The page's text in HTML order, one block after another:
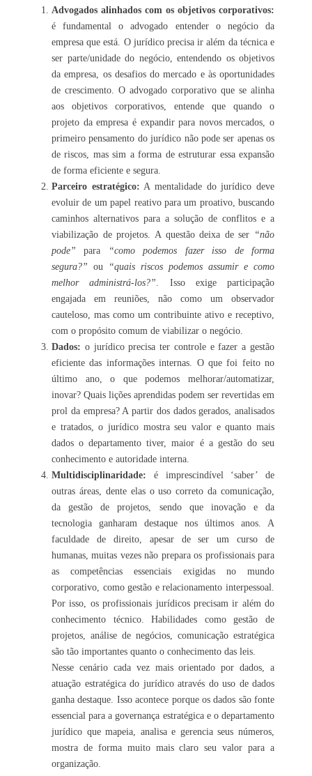
Advogados alinhados com os objetivos corporativos:
é fundamental o advogado entender o negócio da
empresa que está. O jurídico precisa ir além da técnica e
ser parte/unidade do negócio, entendendo os objetivos
da empresa, os desafios do mercado e às oportunidades
de crescimento. O advogado corporativo que se alinha
aos objetivos corporativos, entende que quando o
projeto da empresa é expandir para novos mercados, o
primeiro pensamento do jurídico não pode ser apenas os
de riscos, mas sim a forma de estruturar essa expansão
de forma eficiente e segura.
Parceiro estratégico: A mentalidade do jurídico deve
evoluir de um papel reativo para um proativo, buscando
caminhos alternativos para a solução de conflitos e a
viabilização de projetos. A questão deixa de ser “não
pode” para
“como podemos fazer isso de forma
segura?” ou
“quais riscos podemos assumir e como
melhor administrá-los?”. Isso exige participação
engajada em reuniões, não como um observador
cauteloso, mas como um contribuinte ativo e receptivo,
com o propósito comum de viabilizar o negócio.
Dados: o jurídico precisa ter controle e fazer a gestão
eficiente das informações internas. O que foi feito no
último ano, o que podemos melhorar/automatizar,
inovar? Quais lições aprendidas podem ser revertidas em
prol da empresa? A partir dos dados gerados, analisados
e tratados, o jurídico mostra seu valor e quanto mais
dados o departamento tiver, maior é a gestão do seu
conhecimento e autoridade interna.
Multidisciplinaridade: é imprescindível ‘saber’ de
outras áreas, dente elas o uso correto da comunicação,
da gestão de projetos, sendo que inovação e da
tecnologia ganharam destaque nos últimos anos. A
faculdade de direito, apesar de ser um curso de
humanas, muitas vezes não prepara os profissionais para
as competências essenciais exigidas no mundo
corporativo, como gestão e relacionamento interpessoal.
Por isso, os profissionais jurídicos precisam ir além do
conhecimento técnico. Habilidades como gestão de
projetos, análise de negócios, comunicação estratégica
são tão importantes quanto o conhecimento das leis.
Nesse cenário cada vez mais orientado por dados, a
atuação estratégica do jurídico através do uso de dados
ganha destaque. Isso acontece porque os dados são fonte
essencial para a governança estratégica e o departamento
jurídico que mapeia, analisa e gerencia seus números,
mostra de forma muito mais claro seu valor para a
organização.